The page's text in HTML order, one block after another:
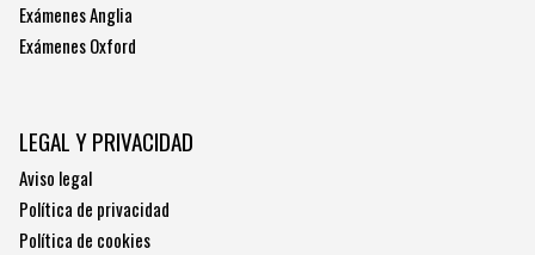
Exámenes Anglia
Exámenes Oxford
LEGAL Y PRIVACIDAD
Aviso legal
Política de privacidad
Política de cookies